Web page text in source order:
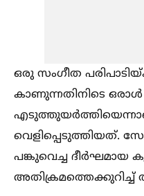
ഒരു സംഗീത
കാണുന്നതിനിടെ
വെളിപ്പെടുത്തിയത്.
പങ്കുവെച്ച ദീർഘമായ